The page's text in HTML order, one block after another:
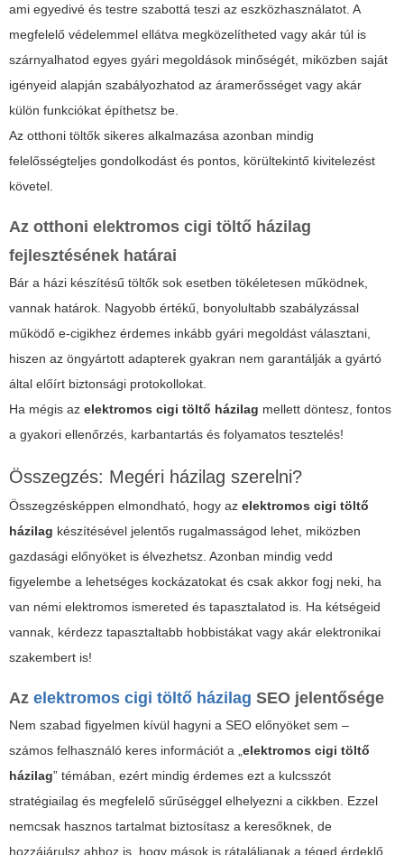
ami egyedivé és testre szabottá teszi az eszközhasználatot. A
megfelelő védelemmel ellátva megközelítheted vagy akár túl is
szárnyalhatod egyes gyári megoldások minőségét, miközben saját
igényeid alapján szabályozhatod az áramerősséget vagy akár
külön funkciókat építhetsz be.
Az otthoni töltők sikeres alkalmazása azonban mindig
felelősségteljes gondolkodást és pontos, körültekintő kivitelezést
követel.
Az otthoni elektromos cigi töltő házilag
fejlesztésének határai
Bár a házi készítésű töltők sok esetben tökéletesen működnek,
vannak határok. Nagyobb értékű, bonyolultabb szabályzással
működő e-cigikhez érdemes inkább gyári megoldást választani,
hiszen az öngyártott adapterek gyakran nem garantálják a gyártó
által előírt biztonsági protokollokat.
Ha mégis az elektromos cigi töltő házilag mellett döntesz, fontos
a gyakori ellenőrzés, karbantartás és folyamatos tesztelés!
Összegzés: Megéri házilag szerelni?
Összegzésképpen elmondható, hogy az elektromos cigi töltő
házilag készítésével jelentős rugalmasságod lehet, miközben
gazdasági előnyöket is élvezhetsz. Azonban mindig vedd
figyelembe a lehetséges kockázatokat és csak akkor fogj neki, ha
van némi elektromos ismereted és tapasztalatod is. Ha kétségeid
vannak, kérdezz tapasztaltabb hobbistákat vagy akár elektronikai
szakembert is!
Az elektromos cigi töltő házilag SEO jelentősége
Nem szabad figyelmen kívül hagyni a SEO előnyöket sem –
számos felhasználó keres információt a „ elektromos cigi töltő
házilag” témában, ezért mindig érdemes ezt a kulcsszót
stratégiailag és megfelelő sűrűséggel elhelyezni a cikkben. Ezzel
nemcsak hasznos tartalmat biztosítasz a keresőknek, de
hozzájárulsz ahhoz is, hogy mások is rátaláljanak a téged érdeklő